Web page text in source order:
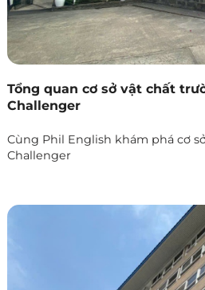
Tổng quan cơ sở vật chất
Challenger
Cùng Phil English khám phá cơ
Challenger